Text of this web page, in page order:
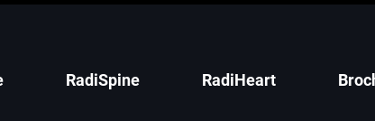
RadiSpine RadiHeart